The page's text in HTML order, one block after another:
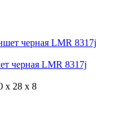
черная LMR 8317j
x 28 x 8